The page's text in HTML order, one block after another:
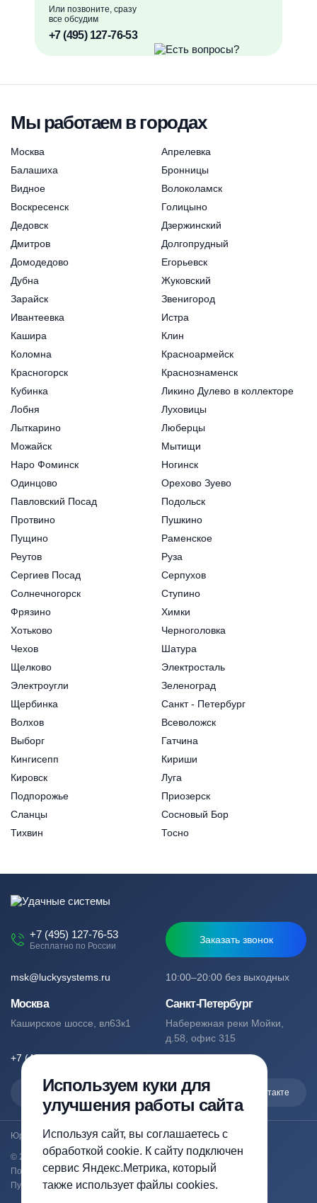
Или позвоните, сразу
все обсудим
+7 (495) 127-76-53
Мы работаем в городах
Москва
Апрелевка
Балашиха
Бронницы
Видное
Волоколамск
Воскресенск
Голицыно
Дедовск
Дзержинский
Дмитров
Долгопрудный
Домодедово
Егорьевск
Дубна
Жуковский
Зарайск
Звенигород
Ивантеевка
Истра
Кашира
Клин
Коломна
Красноармейск
Красногорск
Краснознаменск
Кубинка
Ликино Дулево в коллекторе
Лобня
Луховицы
Лыткарино
Люберцы
Можайск
Мытищи
Наро Фоминск
Ногинск
Одинцово
Орехово Зуево
Павловский Посад
Подольск
Протвино
Пушкино
Пущино
Раменское
Реутов
Руза
Сергиев Посад
Серпухов
Солнечногорск
Ступино
Фрязино
Химки
Хотьково
Черноголовка
Чехов
Шатура
Щелково
Электросталь
Электроугли
Зеленоград
Щербинка
Санкт - Петербург
Волхов
Всеволожск
Выборг
Гатчина
Кингисепп
Кириши
Кировск
Луга
Подпорожье
Приозерск
Сланцы
Сосновый Бор
Тихвин
Тосно
+7 (495) 127-76-53
Бесплатно по России
Заказать звонок
10:00–20:00 без выходных
msk@luckysystems.ru
Москва
Каширское шоссе, вл63к1
+7 (495) 127-76-53
Санкт-Петербург
Набережная реки Мойки,
д.58, офис 315
+7 (812) 244-49-61
Max Telegram Вконтакте
Юридический адрес: Москва, Каширское шоссе, вл63к1
© 2023-2026 luckysystems.ru | Все права защищены
Политика конфиденциальности
Публичная оферта
Используем куки для
улучшения работы сайта
Используя сайт, вы соглашаетесь с
обработкой cookie. К сайту подключен
сервис Яндекс.Метрика, который
также использует файлы cookies.